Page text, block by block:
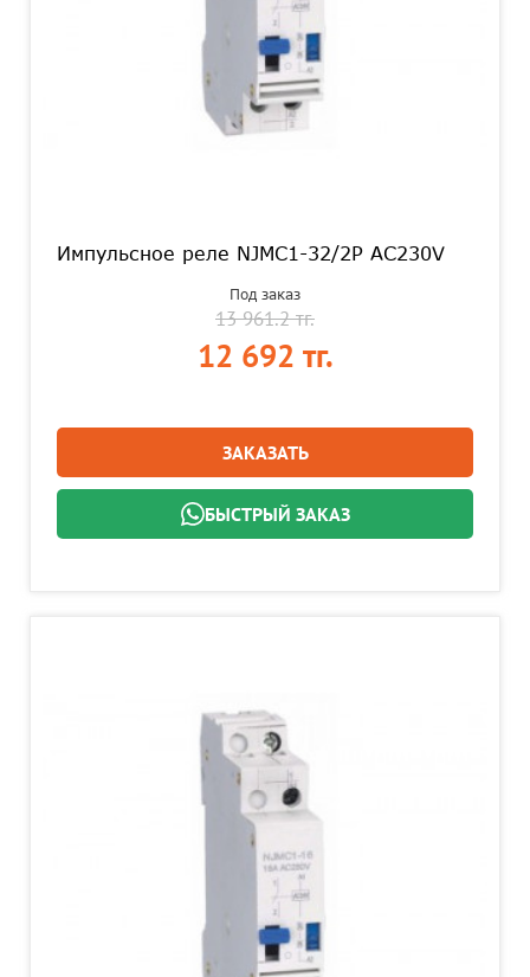
Импульсное реле NJMC1-32/2P AC230V
Под заказ
13 961.2 тг.
12 692 тг.
ЗАКАЗАТЬ
БЫСТРЫЙ ЗАКАЗ